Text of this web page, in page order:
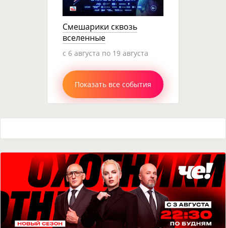
Смешарики сквозь
вселенные
c 6 августа по 19 августа
Показать все события